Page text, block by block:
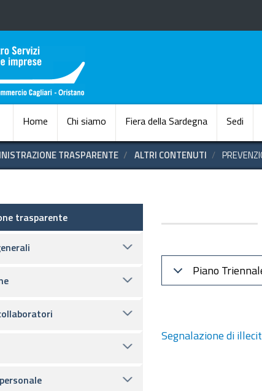
Home Chi siamo Fiera della Sardegna Sedi
TRASPARENTE ALTRI CONTENUTI
Piano
Segnalazione di
trasparente
trasparente